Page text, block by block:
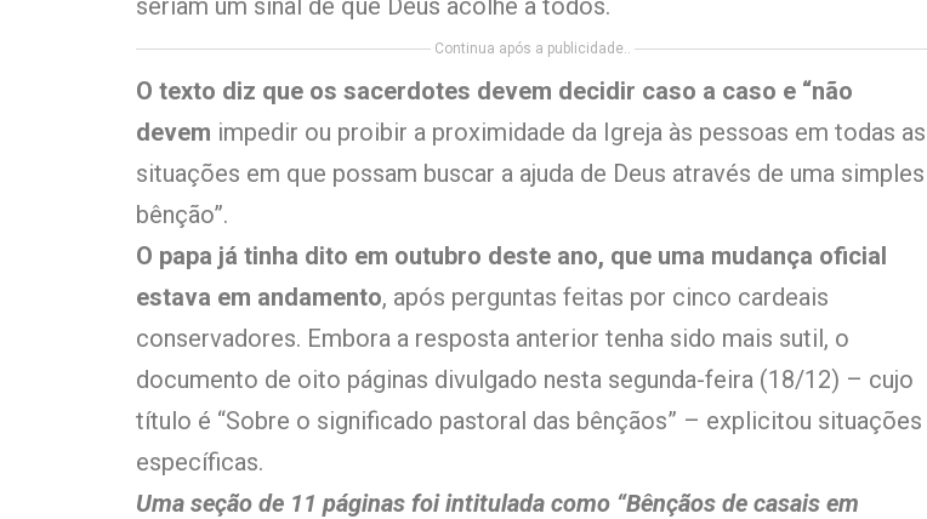
seriam um sinal de que Deus acolhe a todos.
Continua após a publicidade..
O texto diz que os sacerdotes devem decidir caso a caso e “não
devem impedir ou proibir a proximidade da Igreja às pessoas em todas as
situações em que possam buscar a ajuda de Deus através de uma simples
bênção”.
O papa já tinha dito em outubro deste ano, que uma mudança oficial
estava em andamento, após perguntas feitas por cinco cardeais
conservadores. Embora a resposta anterior tenha sido mais sutil, o
documento de oito páginas divulgado nesta segunda-feira (18/12) – cujo
título é “Sobre o significado pastoral das bênçãos” – explicitou situações
específicas.
Uma seção de 11 páginas foi intitulada como “Bênçãos de casais em